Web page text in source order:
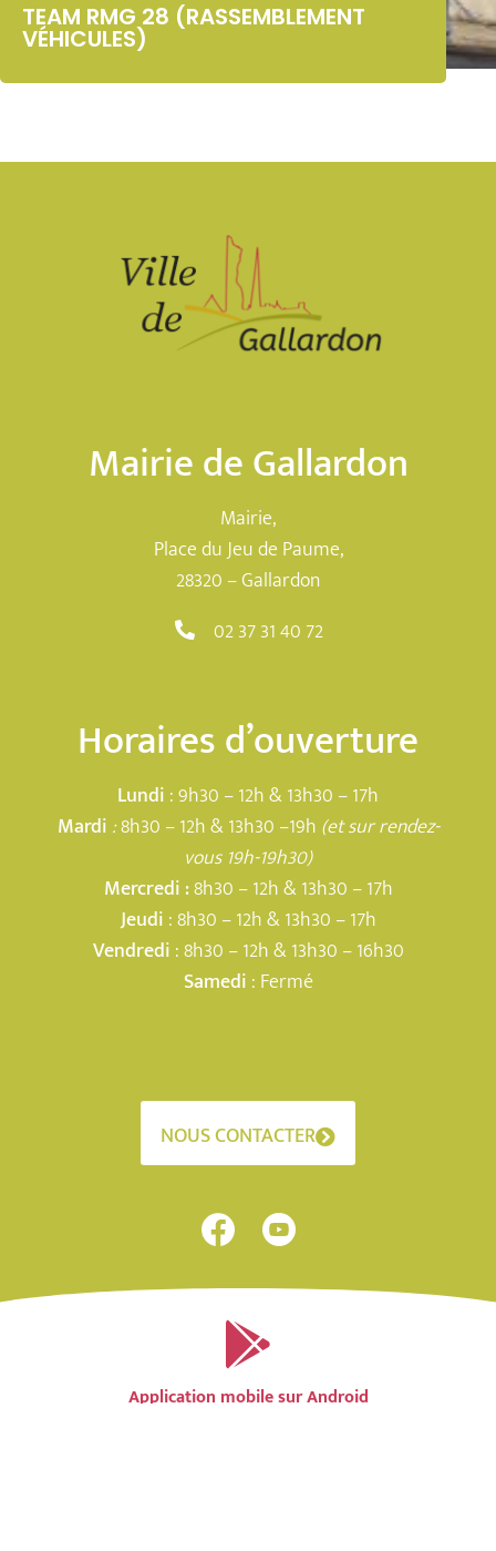
TEAM RMG 28 (RASSEMBLEMENT
VÉHICULES)
Mairie de Gallardon
Mairie,
Place du Jeu de Paume,
28320 – Gallardon
02 37 31 40 72
Horaires d’ouverture
Lundi : 9h30 – 12h & 13h30 – 17h
Mardi :8h30 – 12h & 13h30 –19h (et sur rendez-
vous 19h-19h30)
Mercredi :8h30 – 12h & 13h30 – 17h
Jeudi : 8h30 – 12h & 13h30 – 17h
Vendredi : 8h30 – 12h & 13h30 – 16h30
Samedi : Fermé
NOUS CONTACTER
Application mobile sur Android